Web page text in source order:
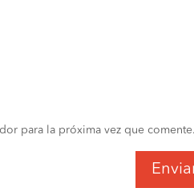
para la próxima vez que comente.